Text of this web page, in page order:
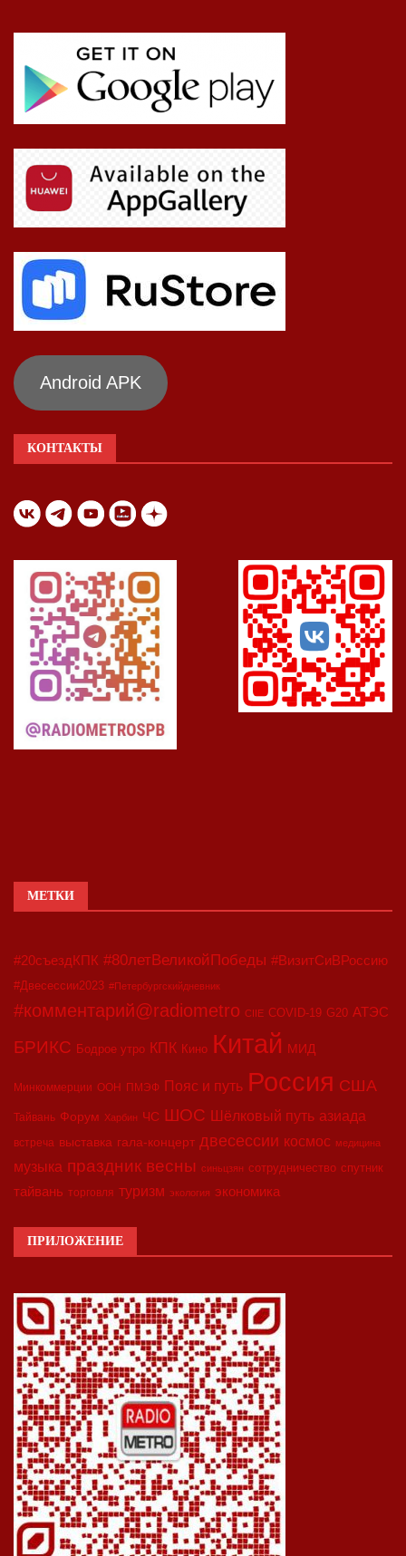
Android APK
КОНТАКТЫ
МЕТКИ
#20съездКПК #80летВеликойПобеды #ВизитСиВРоссию
#Двесессии2023 #Петербургскийдневник
#комментарий@radiometro CIIE COVID-19 G20 АТЭС
БРИКС Бодрое утро КПК Кино Китай МИД
Минкоммерции ООН ПМЭФ Пояс и путь Россия США
Тайвань Форум Харбин ЧС ШОС Шёлковый путь азиада
встреча выставка гала-концерт двесессии космос медицина
музыка праздник весны синьцзян сотрудничество спутник
тайвань торговля туризм экология экономика
ПРИЛОЖЕНИЕ